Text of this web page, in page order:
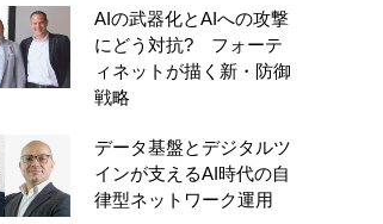
AIの武器化とAIへの攻撃
にどう対抗? フォーテ
ィネットが描く新・防御
戦略
データ基盤とデジタルツ
インが支えるAI時代の自
律型ネットワーク運用